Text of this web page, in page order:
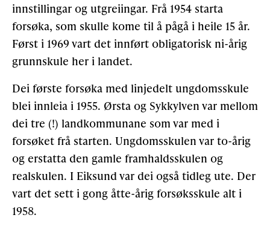
innstillingar og utgreiingar. Frå 1954 starta
forsøka, som skulle kome til å pågå i heile 15 år.
Først i 1969 vart det innført obligatorisk ni-årig
grunnskule her i landet.
Dei første forsøka med linjedelt ungdomsskule
blei innleia i 1955. Ørsta og Sykkylven var mellom
dei tre (!) landkommunane som var med i
forsøket frå starten. Ungdomsskulen var to-årig
og erstatta den gamle framhaldsskulen og
realskulen. I Eiksund var dei også tidleg ute. Der
vart det sett i gong åtte-årig forsøksskule alt i
1958.